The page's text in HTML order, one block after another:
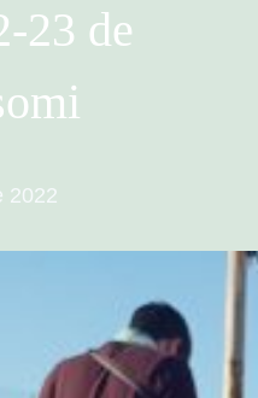
23 de
2022